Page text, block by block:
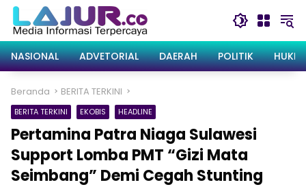
Langsung
konten
NASIONAL
ADVETORIAL DAERAH POLITIK
Beranda BERITA TERKINI
BERITA TERKINI EKOBIS HEADLINE
Pertamina Patra Niaga Sulawesi
Support Lomba PMT “Gizi Mata
Seimbang” Demi Cegah Stunting